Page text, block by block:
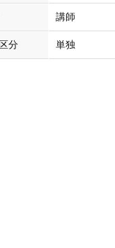
講師
分 単独